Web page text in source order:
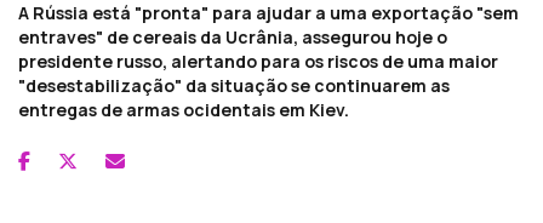
A Rússia está "pronta" para ajudar a uma exportação "sem
entraves" de cereais da Ucrânia, assegurou hoje o
presidente russo, alertando para os riscos de uma maior
"desestabilização" da situação se continuarem as
entregas de armas ocidentais em Kiev.